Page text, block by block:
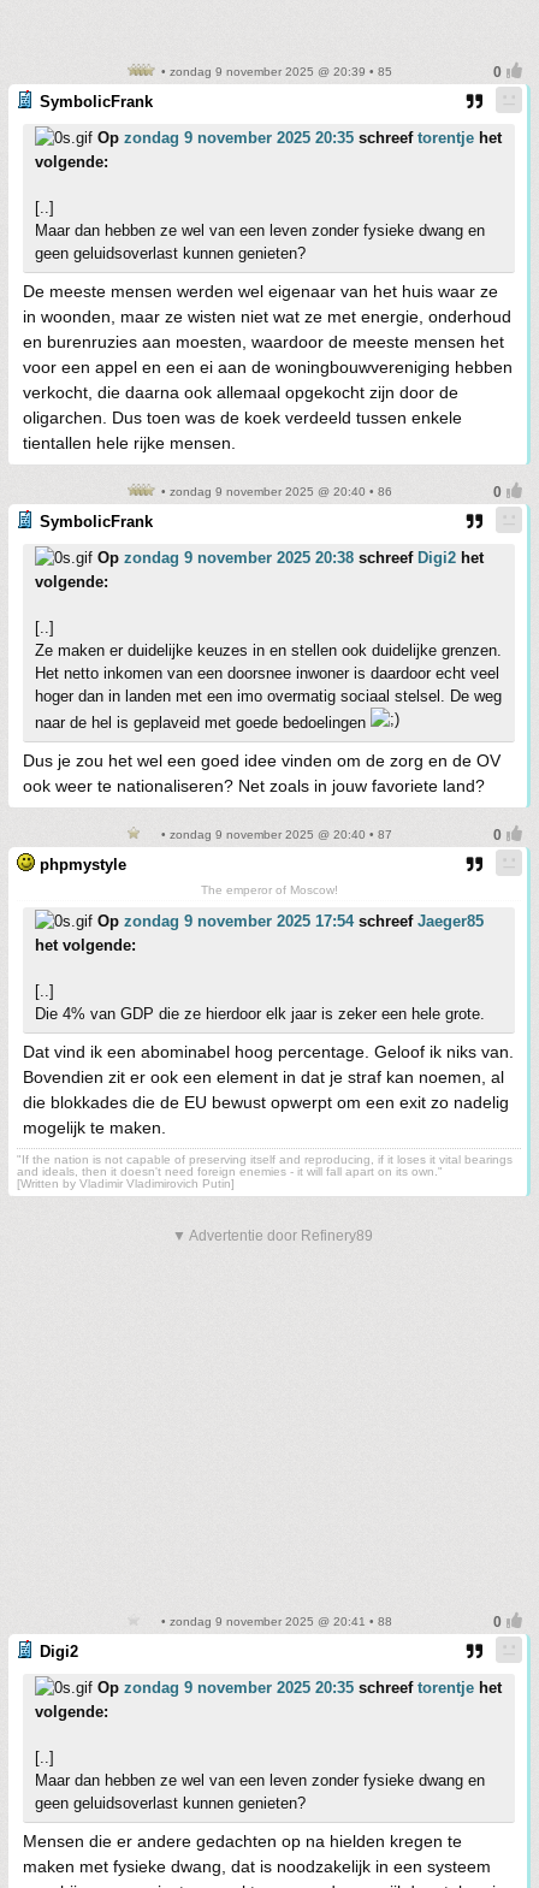
• zondag 9 november 2025 @ 20:39 • 85
SymbolicFrank
Op zondag 9 november 2025 20:35 schreef torentje het
volgende:
[..]
Maar dan hebben ze wel van een leven zonder fysieke dwang en
geen geluidsoverlast kunnen genieten?
De meeste mensen werden wel eigenaar van het huis waar ze
in woonden, maar ze wisten niet wat ze met energie, onderhoud
en burenruzies aan moesten, waardoor de meeste mensen het
voor een appel en een ei aan de woningbouwvereniging hebben
verkocht, die daarna ook allemaal opgekocht zijn door de
oligarchen. Dus toen was de koek verdeeld tussen enkele
tientallen hele rijke mensen.
• zondag 9 november 2025 @ 20:40 • 86
SymbolicFrank
Op zondag 9 november 2025 20:38 schreef Digi2 het
volgende:
[..]
Ze maken er duidelijke keuzes in en stellen ook duidelijke grenzen.
Het netto inkomen van een doorsnee inwoner is daardoor echt veel
hoger dan in landen met een imo overmatig sociaal stelsel. De weg
naar de hel is geplaveid met goede bedoelingen
Dus je zou het wel een goed idee vinden om de zorg en de OV
ook weer te nationaliseren? Net zoals in jouw favoriete land?
• zondag 9 november 2025 @ 20:40 • 87
phpmystyle
The emperor of Moscow!
Op zondag 9 november 2025 17:54schreef Jaeger85
het volgende:
[..]
Die 4% van GDP die ze hierdoor elk jaar is zeker een hele grote.
Dat vind ik een abominabel hoog percentage. Geloof ik niks van.
Bovendien zit er ook een element in dat je straf kan noemen, al
die blokkades die de EU bewust opwerpt om een exit zo nadelig
mogelijk te maken.
"If the nation is not capable of preserving itself and reproducing, if it loses it vital bearings
and ideals, then it doesn't need foreign enemies - it will fall apart on its own."
[Written by Vladimir Vladimirovich Putin]
▼ Advertentie door Refinery89
• zondag 9 november 2025 @ 20:41 • 88
Digi2
Op zondag 9 november 2025 20:35 schreef torentje het
volgende:
[..]
Maar dan hebben ze wel van een leven zonder fysieke dwang en
geen geluidsoverlast kunnen genieten?
Mensen die er andere gedachten op na hielden kregen te
maken met fysieke dwang, dat is noodzakelijk in een systeem